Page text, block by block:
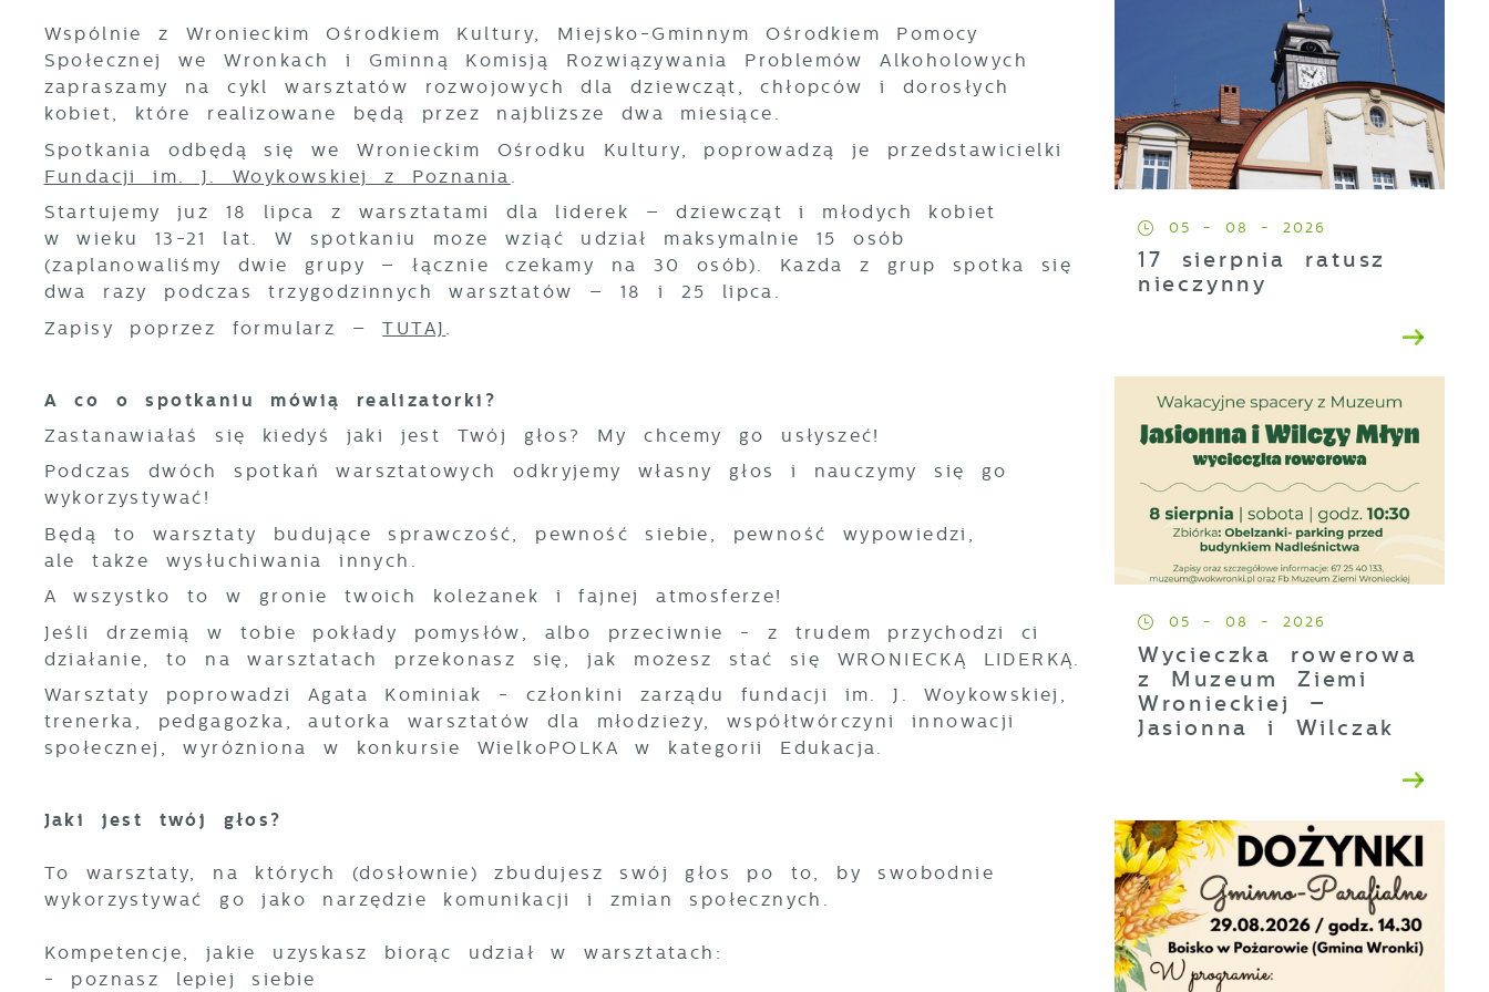
Wspólnie z Wronieckim Ośrodkiem Kultury, Miejsko-Gminnym Ośrodkiem Pomocy
Społecznej we Wronkach i Gminną Komisją Rozwiązywania Problemów Alkoholowych
zapraszamy na cykl warsztatów rozwojowych dla dziewcząt, chłopców i dorosłych
kobiet, które realizowane będą przez najbliższe dwa miesiące.
Spotkania odbędą się we Wronieckim Ośrodku Kultury, poprowadzą je przedstawicielki
Fundacji im. J. Woykowskiej z Poznania .
Startujemy już 18 lipca z warsztatami dla liderek – dziewcząt i młodych kobiet
w wieku 13-21 lat. W spotkaniu może wziąć udział maksymalnie 15 osób
(zaplanowaliśmy dwie grupy – łącznie czekamy na 30 osób). Każda z grup spotka się
dwa razy podczas trzygodzinnych warsztatów – 18 i 25 lipca.
Zapisy poprzez formularz –TUTAJ
A co o spotkaniu mówią realizatorki?
Zastanawiałaś się kiedyś jaki jest Twój głos? My chcemy go usłyszeć!
Podczas dwóch spotkań warsztatowych odkryjemy własny głos i nauczymy się go
wykorzystywać!
Będą to warsztaty budujące sprawczość, pewność siebie, pewność wypowiedzi,
ale także wysłuchiwania innych.
A wszystko to w gronie twoich koleżanek i fajnej atmosferze!
Jeśli drzemią w tobie pokłady pomysłów, albo przeciwnie - z trudem przychodzi ci
działanie, to na warsztatach przekonasz się, jak możesz stać się WRONIECKĄ LIDERKĄ.
Warsztaty poprowadzi Agata Kominiak - członkini zarządu fundacji im. J. Woykowskiej,
trenerka, pedgagożka, autorka warsztatów dla młodzieży, współtwórczyni innowacji
społecznej, wyróżniona w konkursie WielkoPOLKA w kategorii Edukacja.
Jaki jest twój głos?
To warsztaty, na których (dosłownie) zbudujesz swój głos po to, by swobodnie
wykorzystywać go jako narzędzie komunikacji i zmian społecznych.
Kompetencje, jakie uzyskasz biorąc udział w warsztatach:
- poznasz lepiej siebie
05 - 08 - 2026
17 sierpnia ratusz
nieczynny
05 - 08 - 2026
Wycieczka rowerowa
z Muzeum Ziemi
Wronieckiej –
Jasionna i Wilczak
Ustawienia